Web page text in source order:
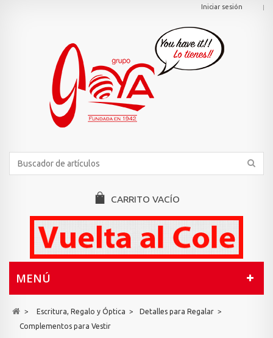
Iniciar sesión
CARRITO VACÍO
MENÚ
> Escritura, Regalo y Óptica > Detalles para Regalar >
Complementos para Vestir